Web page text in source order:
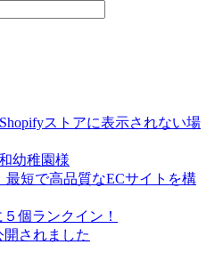
Shopifyストアに表示されない場
幼稚園様
最短で高品質なECサイトを構
個ランクイン！
開されました